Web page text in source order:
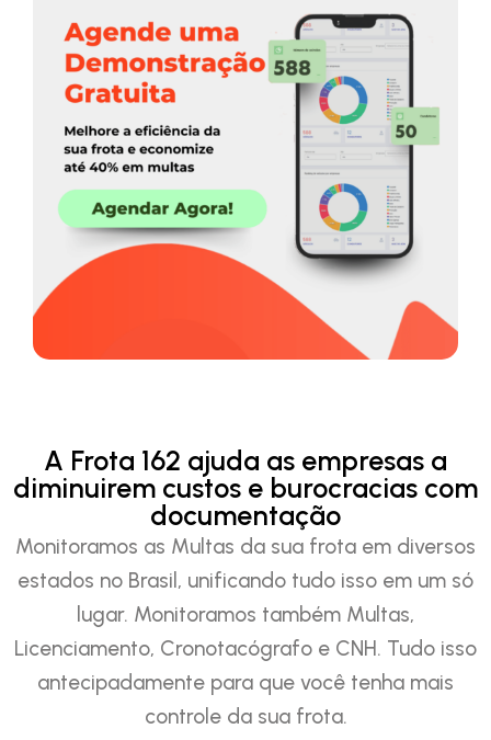
A Frota 162 ajuda as empresas a
diminuirem custos e burocracias com
documentação
Monitoramos as Multas da sua frota em diversos
estados no Brasil, unificando tudo isso em um só
lugar. Monitoramos também Multas,
Licenciamento, Cronotacógrafo e CNH. Tudo isso
antecipadamente para que você tenha mais
controle da sua frota.